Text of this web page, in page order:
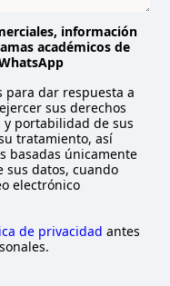
información
académicos de
para dar respuesta a
sus derechos
y portabilidad de sus
tratamiento, así
basadas únicamente
sus datos, cuando
electrónico
de privacidad antes